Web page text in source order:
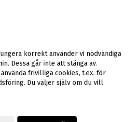
Webbversion
korrekt använder vi nödvändiga
Dessa går inte att stänga av.
frivilliga cookies, t.ex. för
Du väljer själv om du vill